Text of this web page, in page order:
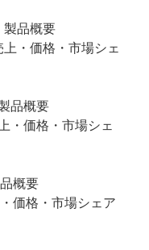
品概要
・価格・市場シェ
品概要
・価格・市場シェ
概要
価格・市場シェア